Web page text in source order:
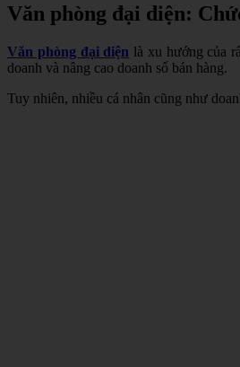
Văn phòng đại diện:
Văn phòng đại diện là xu hướng của
doanh và nâng cao doanh số bán hàng.
Tuy nhiên, nhiều cá nhân cũng như